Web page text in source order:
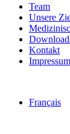
Team
Unsere
Kontakt
Impressum
Français